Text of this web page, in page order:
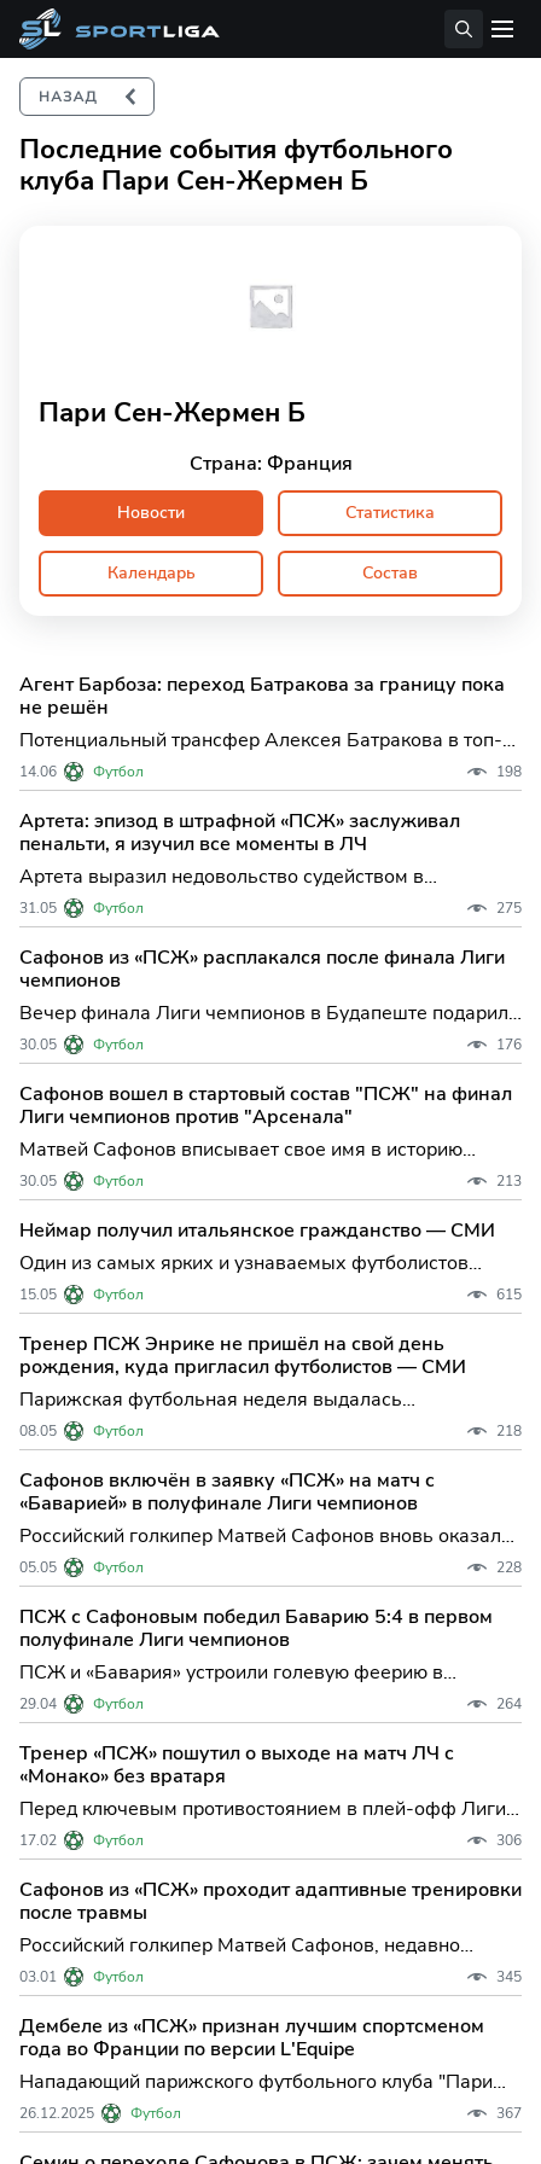
Последние события футбольного
клуба Пари Сен-Жермен Б
Пари Сен-Жермен Б
Страна: Франция
Новости Статистика
Календарь Состав
Агент Барбоза: переход Батракова за границу пока
не решён
Потенциальный трансфер Алексея Батракова в топ-
клуб Европы пока остается под вопросом — решение о
будущем полузащитника «Локомотива» и сборной
России, по словам его агента Паулу Барбозы, будет
принято только после завершения чемпионата мира
по футбол
14.06 Футбол 198
Артета: эпизод в штрафной «ПСЖ» заслуживал
пенальти, я изучил все моменты в ЛЧ
Артета выразил недовольство судейством в
драматичном финале Лиги чемпионов: "Арсенал"
уступил "ПСЖ" в серии пенальти Финал Лиги
чемпионов между "Арсеналом" и "Пари Сен-Жермен"
завершился не только напряжённой борьбой на поле,
но и жаркими спорами
31.05 Футбол 275
Сафонов из «ПСЖ» расплакался после финала Лиги
чемпионов
Вечер финала Лиги чемпионов в Будапеште подарил
болельщикам не только драматичную развязку, но и
редкий эмоциональный момент: российский голкипер
"Пари Сен-Жермен" Матвей Сафонов не сдержал
слёз после исторической победы над лондонским
"Арсеналом". Д
30.05 Футбол 176
Сафонов вошел в стартовый состав "ПСЖ" на финал
Лиги чемпионов против "Арсенала"
Матвей Сафонов вписывает свое имя в историю
российского футбола: голкипер "Пари Сен-Жермен"
выйдет в стартовом составе на финал Лиги чемпионов
против лондонского "Арсенала". Это событие не
только личный успех игрока, но и редкий случай для
отечествен
30.05 Футбол 213
Неймар получил итальянское гражданство — СМИ
Один из самых ярких и узнаваемых футболистов
современности, Неймар, расширил свои горизонты не
только на футбольном поле, но и в гражданском
статусе: бразильская звезда официально стал
гражданином Италии. Об этом сообщил известный
инсайдер Николо Ски
15.05 Футбол 615
Тренер ПСЖ Энрике не пришёл на свой день
рождения, куда пригласил футболистов — СМИ
Парижская футбольная неделя выдалась
насыщенной: после драматичной ничьей с «Баварией»
и выхода в финал Лиги чемпионов игроки «Пари Сен-
Жермен» получили неожиданный подарок от своего
наставника. Главный тренер парижан Луис Энрике,
отпраздновавший 56-
08.05 Футбол 218
Сафонов включён в заявку «ПСЖ» на матч с
«Баварией» в полуфинале Лиги чемпионов
Российский голкипер Матвей Сафонов вновь оказался
в центре внимания футбольной Европы: он включён в
заявку «Пари Сен-Жермен» на решающий ответный
полуфинал Лиги чемпионов против мюнхенской
«Баварии». Этот шаг тренерского штаба ПСЖ
подчеркивает довери
05.05 Футбол 228
ПСЖ с Сафоновым победил Баварию 5:4 в первом
полуфинале Лиги чемпионов
ПСЖ и «Бавария» устроили голевую феерию в
Париже: исторический полуфинал Лиги чемпионов
завершился победой хозяев Футбольный вечер в
Париже подарил болельщикам настоящий спектакль:
«Пари Сен-Жермен» и «Бавария» выдали один из
самых результативных
29.04 Футбол 264
Тренер «ПСЖ» пошутил о выходе на матч ЛЧ с
«Монако» без вратаря
Перед ключевым противостоянием в плей-офф Лиги
чемпионов между "Пари Сен-Жермен" и "Монако"
главный тренер парижан Луис Энрике позволил себе
ироничное высказывание, которое мгновенно стало
темой для обсуждения среди болельщиков и
экспертов. Испанский
17.02 Футбол 306
Сафонов из «ПСЖ» проходит адаптивные тренировки
после травмы
Российский голкипер Матвей Сафонов, недавно
переживший серьезную травму, продолжает
восстанавливаться и уже приступил к адаптивным
тренировкам в составе "Пари Сен-Жермен". Его
возвращение на поле с нетерпением ждут не только
болельщики парижского клу
03.01 Футбол 345
Дембеле из «ПСЖ» признан лучшим спортсменом
года во Франции по версии L'Equipe
Нападающий парижского футбольного клуба "Пари
Сен-Жермен" Усман Дембеле, который в сентябре
стал обладателем "Золотого мяча", признан лучшим
спортсменом Франции по итогам...
26.12.2025 Футбол 367